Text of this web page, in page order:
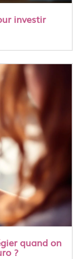
investir
quand on
?